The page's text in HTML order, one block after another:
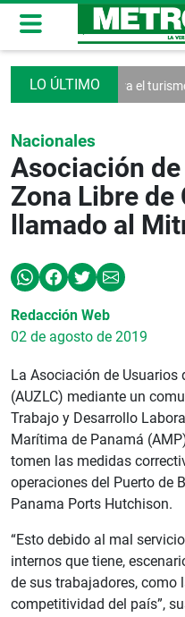
contra el turismo
Nacionales
Asociación
Zona Libre de
llamado al
Redacción Web
02 de agosto de 2019
La Asociación de Usuarios
(AUZLC) mediante un
Trabajo y Desarrollo
Marítima de Panamá
tomen las medidas
operaciones del Puerto de
Panama Ports Hutchison.
“Esto debido al mal
internos que tiene,
de sus trabajadores, como
competitividad del país”,